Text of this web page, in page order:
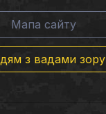
Мапа сайту
з вадами зору